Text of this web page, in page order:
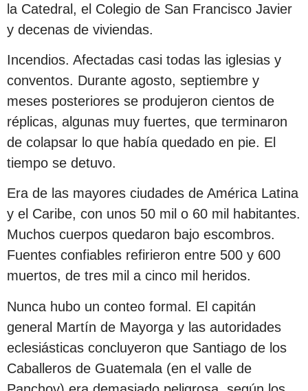
la Catedral, el Colegio de San Francisco Javier
y decenas de viviendas.
Incendios. Afectadas casi todas las iglesias y
conventos. Durante agosto, septiembre y
meses posteriores se produjeron cientos de
réplicas, algunas muy fuertes, que terminaron
de colapsar lo que había quedado en pie. El
tiempo se detuvo.
Era de las mayores ciudades de América Latina
y el Caribe, con unos 50 mil o 60 mil habitantes.
Muchos cuerpos quedaron bajo escombros.
Fuentes confiables refirieron entre 500 y 600
muertos, de tres mil a cinco mil heridos.
Nunca hubo un conteo formal. El capitán
general Martín de Mayorga y las autoridades
eclesiásticas concluyeron que Santiago de los
Caballeros de Guatemala (en el valle de